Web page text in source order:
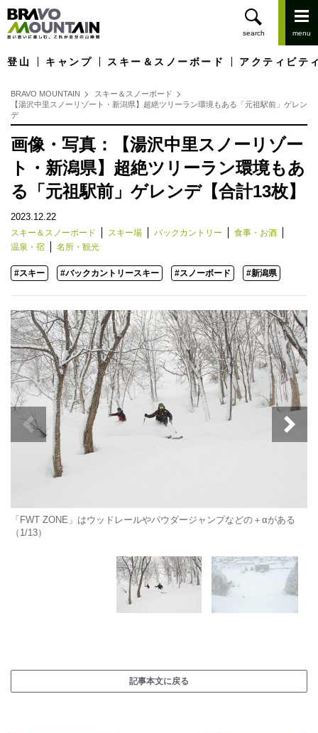
登山 キャンプ スキー＆スノーボード アクティビテ
BRAVO MOUNTAIN
スキー＆スノーボード
【湯沢中里スノーリゾート・新潟県】超絶ツリーラン環境もある「元祖駅前」ゲレン
デ
画像・写真：【湯沢中里スノーリゾー
ト・新潟県】超絶ツリーラン環境もあ
る「元祖駅前」ゲレンデ【合計13枚】
2023.12.22
スキー＆スノーボード スキー場 バックカントリー
食事・お酒
温泉・宿
名所・観光
#スキー #バックカントリースキー #スノーボード #新潟県
「FWT ZONE」はウッドレールやパウダージャンプなどの＋αがある
（1/13）
記事本文に戻る